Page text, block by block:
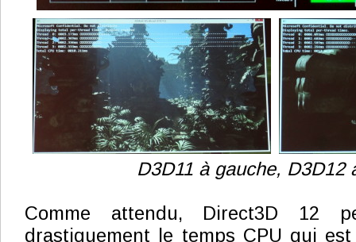
D3D11 à gauche, D3D12
Comme attendu, Direct3D 12
drastiquement le temps CPU qui